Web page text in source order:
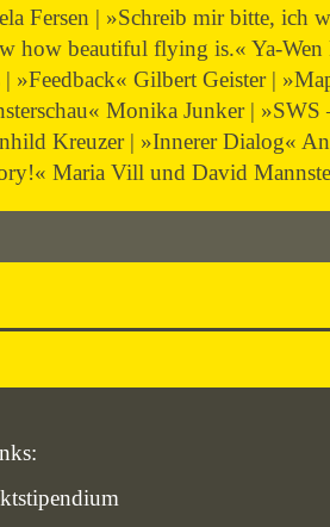
Fersen | »Schreib mir bitte, ich
how beautiful flying is.« Ya-
»Feedback« Gilbert Geister |
Monika Junker |
Kreuzer | »Innerer Dialog«
Maria Vill und David